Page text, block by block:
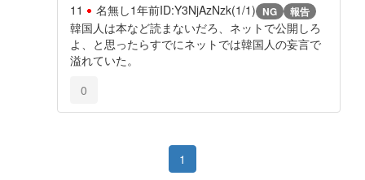
11 名無し1年前ID:Y3NjAzNzk(1/1) NG 報告
韓国人は本など読まないだろ、ネットで公開しろ
よ、と思ったらすでにネットでは韓国人の妄言で
溢れていた。
0
1